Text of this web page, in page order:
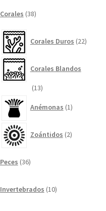
Corales 38productos
Corales Duros 22
Corales Blandos
1313
Anémonas 1producto
Zoántidos 2productos
Peces 36productos
Invertebrados 10productos